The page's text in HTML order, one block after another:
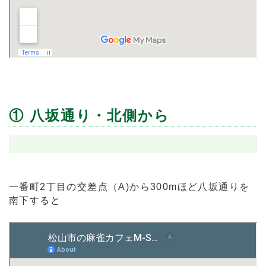
① 八坂通り・北側から
一番町2丁目の交差点（A)から300mほど八坂通りを
南下すると